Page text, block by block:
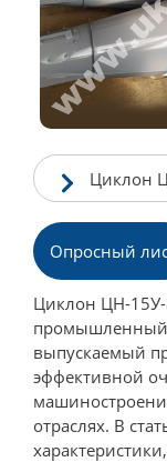
Циклон
Опросный
Циклон ЦН-
промышленный
выпускаемый
эффективной
отраслях. В